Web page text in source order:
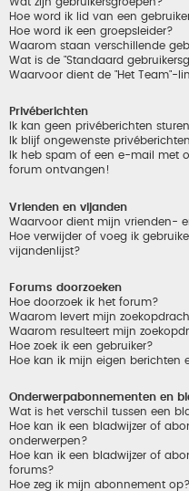
Hoe word ik lid van een
Hoe word ik een groepsleider?
Waarom staan verschillende
Wat is de "Standaard
Waarvoor dient de "Het Team"-
Privéberichten
Ik kan geen privéberichten
Ik blijf ongewenste
Ik heb spam of een e-mail met
forum ontvangen!
Vrienden en vijanden
Waarvoor dient mijn vrienden-
Hoe verwijder of voeg ik
vijandenlijst?
Forums doorzoeken
Hoe doorzoek ik het forum?
Waarom levert mijn
Waarom resulteert mijn
Hoe zoek ik een gebruiker?
Hoe kan ik mijn eigen berichten
Onderwerpabonnementen en
Wat is het verschil tussen een
Hoe kan ik een bladwijzer of
onderwerpen?
Hoe kan ik een bladwijzer of
forums?
Hoe zeg ik mijn abonnement op?